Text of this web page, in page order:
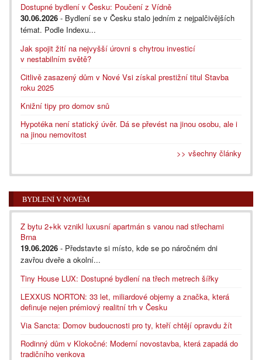
Dostupné bydlení v Česku: Poučení z Vídně
30.06.2026 - Bydlení se v Česku stalo jedním z nejpalčivějších
témat. Podle Indexu...
Jak spojit žití na nejvyšší úrovni s chytrou investicí
v nestabilním světě?
Citlivě zasazený dům v Nové Vsi získal prestižní titul Stavba
roku 2025
Knižní tipy pro domov snů
Hypotéka není statický úvěr. Dá se převést na jinou osobu, ale i
na jinou nemovitost
>> všechny články
BYDLENÍ V NOVÉM
Z bytu 2+kk vznikl luxusní apartmán s vanou nad střechami
Brna
19.06.2026 - Představte si místo, kde se po náročném dni
zavřou dveře a okolní...
Tiny House LUX: Dostupné bydlení na třech metrech šířky
LEXXUS NORTON: 33 let, miliardové objemy a značka, která
definuje nejen prémiový realitní trh v Česku
Via Sancta: Domov budoucnosti pro ty, kteří chtějí opravdu žít
Rodinný dům v Klokočné: Moderní novostavba, která zapadá do
tradičního venkova